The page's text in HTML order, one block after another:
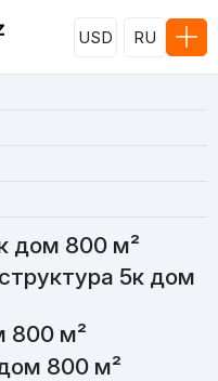
USD RU
дом 800 м²
5к дом
800 м²
800 м²